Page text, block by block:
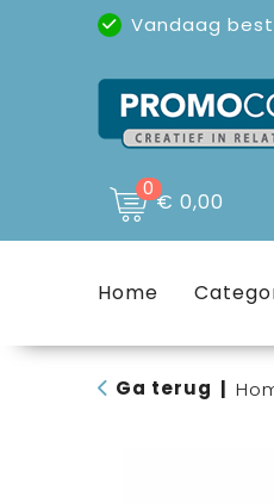
Vandaag
0€ 0,00
Home
Ga terug